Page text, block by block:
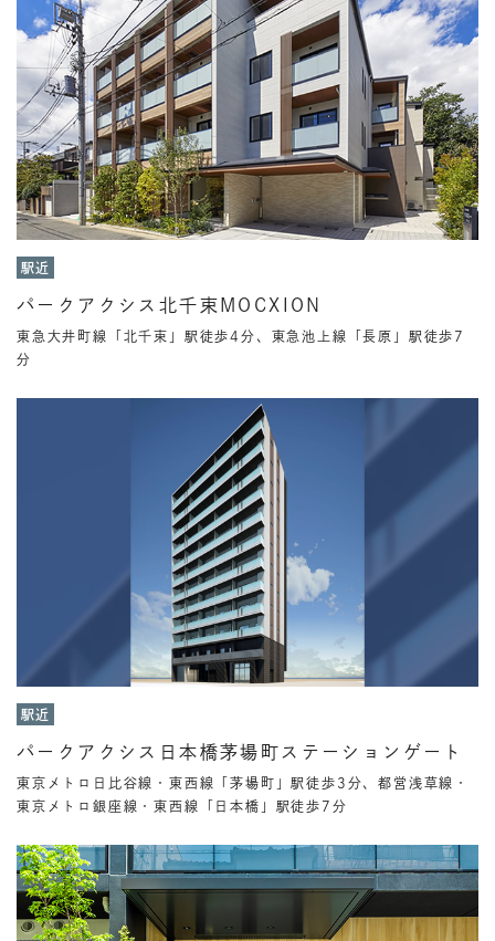
駅近
パークアクシス北千束MOCXION
東急大井町線「北千束」駅徒歩4分、東急池上線「長原」駅徒歩7
分
駅近
パークアクシス日本橋茅場町ステーションゲート
東京メトロ日比谷線・東西線「茅場町」駅徒歩3分、都営浅草線・
東京メトロ銀座線・東西線「日本橋」駅徒歩7分